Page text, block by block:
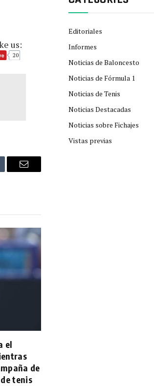
us:
20
Email
el
de
tenis
Editoriales
Informes
Noticias de Baloncesto
Noticias de Fórmula 1
Noticias de Tenis
Noticias Destacadas
Noticias sobre Fichajes
Vistas previas